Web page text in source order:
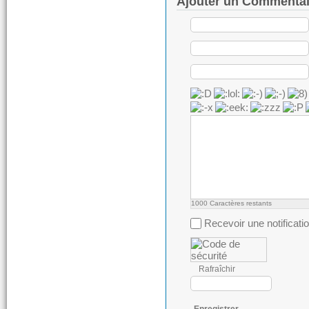
1000 Caractères restants
Recevoir une
Rafraîchir